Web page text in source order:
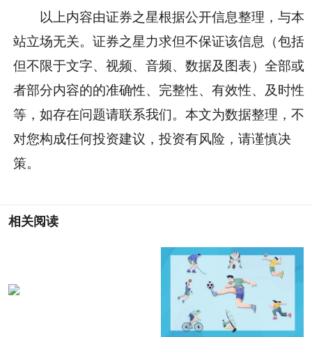
以上内容由证券之星根据公开信息整理，与本
站立场无关。证券之星力求但不保证该信息（包括
但不限于文字、视频、音频、数据及图表）全部或
者部分内容的的准确性、完整性、有效性、及时性
等，如存在问题请联系我们。本文为数据整理，不
对您构成任何投资建议，投资有风险，请谨慎决
策。
相关阅读